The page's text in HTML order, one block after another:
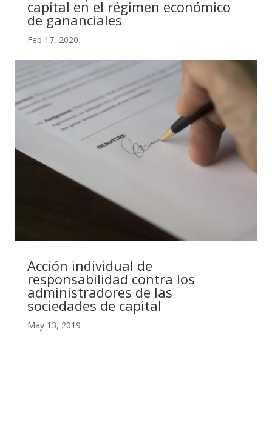
capital en el régimen económico
de gananciales
Feb 17, 2020
Acción individual de
responsabilidad contra los
administradores de las
sociedades de capital
May 13, 2019